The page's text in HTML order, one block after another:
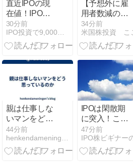
直近IPOの現
在値！IPO空
白期間に注目
される銘柄
は？
30分前
IPO投資で9,000万円！IPOで勝つ株式投資
【予想外に雇
用者数減の雇
用統計】利上
げに疑問符で
株価上昇
34分前
親は仕事しな
いマンをどう
思っているの
か
44分前
IPOは閑散期
に突入！ここ
数か月に新規
上場したIPO
の現状を確認
47分前